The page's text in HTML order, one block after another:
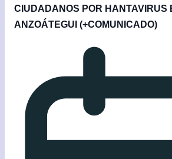
CIUDADANOS POR HANTAVIRUS
ANZOÁTEGUI (+COMUNICADO)